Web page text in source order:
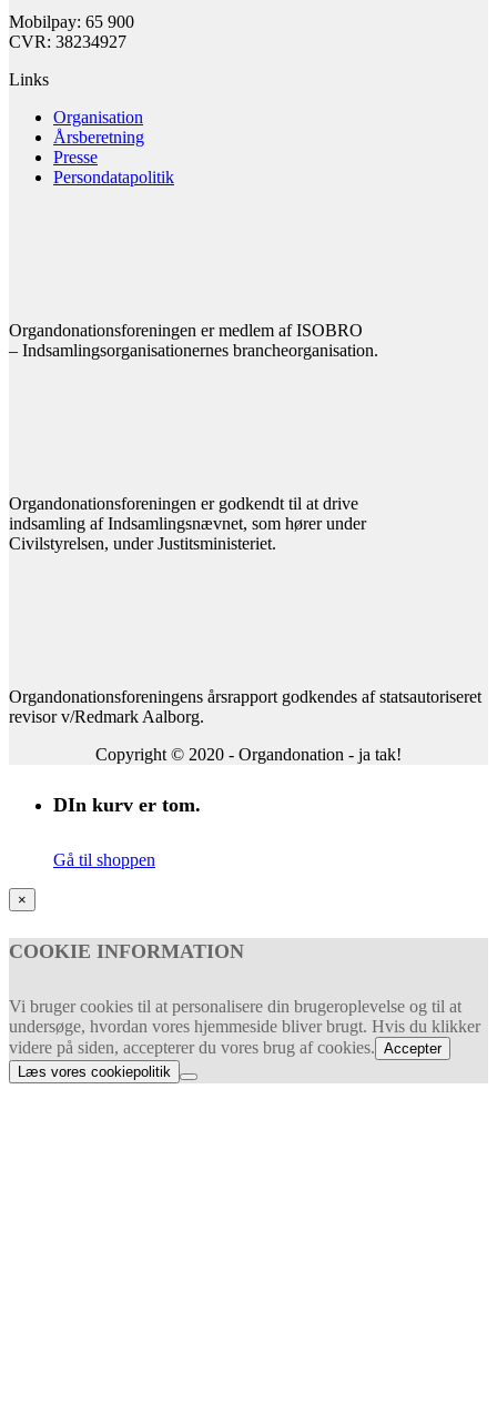
Mobilpay: 65 900
CVR: 38234927
Links
Organisation
Årsberetning
Presse
Persondatapolitik
Organdonationsforeningen er medlem af ISOBRO
– Indsamlingsorganisationernes brancheorganisation.
Organdonationsforeningen er godkendt til at drive
indsamling af Indsamlingsnævnet, som hører under
Civilstyrelsen, under Justitsministeriet.
Organdonationsforeningens årsrapport godkendes af statsautoriseret
revisor v/Redmark Aalborg.
Copyright © 2020 - Organdonation - ja tak!
DIn kurv er tom.
Gå til shoppen
×
COOKIE INFORMATION
Vi bruger cookies til at personalisere din brugeroplevelse og til at
undersøge, hvordan vores hjemmeside bliver brugt. Hvis du klikker
videre på siden, accepterer du vores brug af cookies. Accepter
Læs vores cookiepolitik